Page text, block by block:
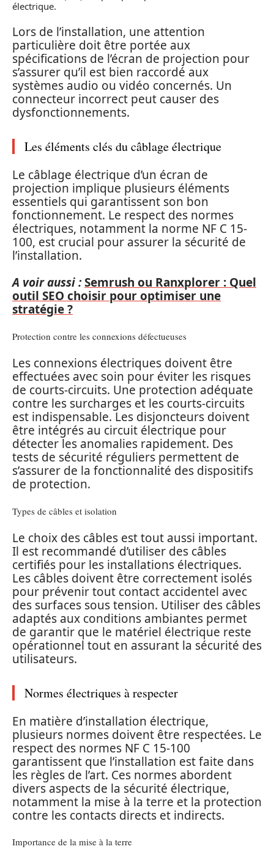
électrique.
Lors de l’installation, une attention
particulière doit être portée aux
spécifications de l’écran de projection pour
s’assurer qu’il est bien raccordé aux
systèmes audio ou vidéo concernés. Un
connecteur incorrect peut causer des
dysfonctionnements.
Les éléments clés du câblage électrique
Le câblage électrique d’un écran de
projection implique plusieurs éléments
essentiels qui garantissent son bon
fonctionnement. Le respect des normes
électriques, notamment la norme NF C 15-
100, est crucial pour assurer la sécurité de
l’installation.
A voir aussi :Semrush ou Ranxplorer : Quel
outil SEO choisir pour optimiser une
stratégie ?
Protection contre les connexions défectueuses
Les connexions électriques doivent être
effectuées avec soin pour éviter les risques
de courts-circuits. Une protection adéquate
contre les surcharges et les courts-circuits
est indispensable. Les disjoncteurs doivent
être intégrés au circuit électrique pour
détecter les anomalies rapidement. Des
tests de sécurité réguliers permettent de
s’assurer de la fonctionnalité des dispositifs
de protection.
Types de câbles et isolation
Le choix des câbles est tout aussi important.
Il est recommandé d’utiliser des câbles
certifiés pour les installations électriques.
Les câbles doivent être correctement isolés
pour prévenir tout contact accidentel avec
des surfaces sous tension. Utiliser des câbles
adaptés aux conditions ambiantes permet
de garantir que le matériel électrique reste
opérationnel tout en assurant la sécurité des
utilisateurs.
Normes électriques à respecter
En matière d’installation électrique,
plusieurs normes doivent être respectées. Le
respect des normes NF C 15-100
garantissent que l’installation est faite dans
les règles de l’art. Ces normes abordent
divers aspects de la sécurité électrique,
notamment la mise à la terre et la protection
contre les contacts directs et indirects.
Importance de la mise à la terre